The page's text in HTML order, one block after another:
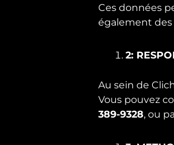
Ces données
également des
2:
Au sein de
Vous pouvez
389-9328, ou